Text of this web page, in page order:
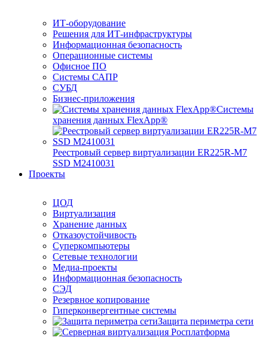
ИТ-оборудование
Решения для ИТ-инфраструктуры
Информационная безопасность
Операционные системы
Офисное ПО
Системы САПР
СУБД
Бизнес-приложения
Системы
хранения данных FlexApp®
Реестровый сервер виртуализации ER225R-M7
SSD М2410031
Проекты
ЦОД
Виртуализация
Хранение данных
Отказоустойчивость
Суперкомпьютеры
Сетевые технологии
Медиа-проекты
Информационная безопасность
СЭД
Резервное копирование
Гиперконвергентные системы
Защита периметра сети